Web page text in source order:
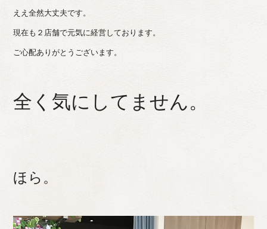
ええ全然大丈夫です。
現在も２店舗で元気に経営しております。
ご心配ありがとうございます。
全く気にしてません。
ほら。